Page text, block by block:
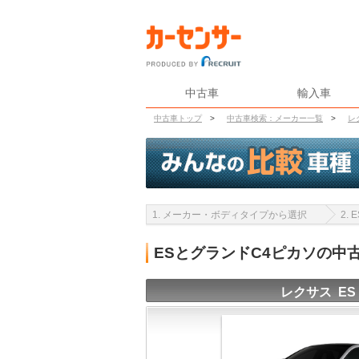
中古車 輸入車
中古車トップ > 中古車検索：メーカー一覧 > レ
1. メーカー・ボディタイプから選択 2.
ESとグランドC4ピカソの中
レクサス ES